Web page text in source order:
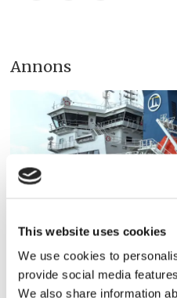
This website uses cookies
We use cookies to
provide social media
We also share information
Annons
Fure Valentia